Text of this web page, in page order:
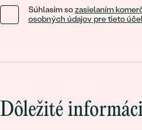
Súhlasím sozasielaním
osobných údajov pre tieto
Dôležité